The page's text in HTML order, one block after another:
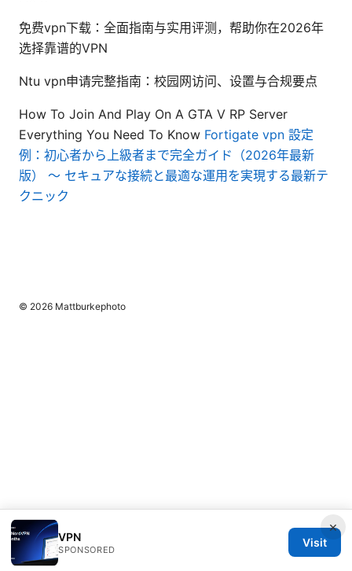
免费vpn下载：全面指南与实用评测，帮助你在2026年
选择靠谱的VPN
Ntu vpn申请完整指南：校园网访问、设置与合规要点
How To Join And Play On A GTA V RP Server
Everything You Need To Know Fortigate vpn 設定
例：初心者から上級者まで完全ガイド（2026年最新
版） 〜 セキュアな接続と最適な運用を実現する最新テ
クニック
×
VPN
SPONSORED
Visit
© 2026 Mattburkephoto